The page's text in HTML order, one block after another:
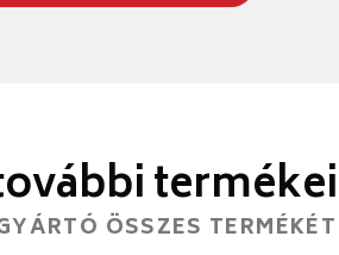
termékei
ÖSSZES TERMÉKÉT